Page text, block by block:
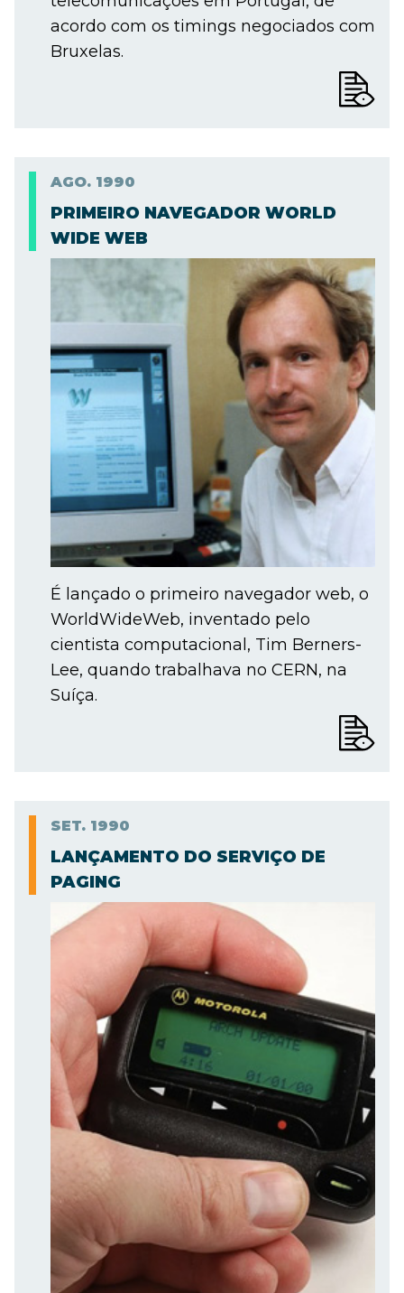
acordo com os timings negociados com
Bruxelas.
AGO. 1990
PRIMEIRO NAVEGADOR WORLD
WIDE WEB
É lançado o primeiro navegador web, o
WorldWideWeb, inventado pelo
cientista computacional, Tim Berners-
Lee, quando trabalhava no CERN, na
Suíça.
SET. 1990
LANÇAMENTO DO SERVIÇO DE
PAGING